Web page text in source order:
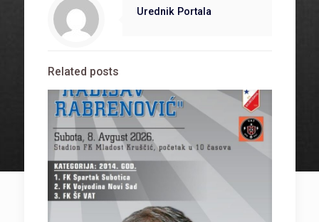
Urednik Portala
Related posts